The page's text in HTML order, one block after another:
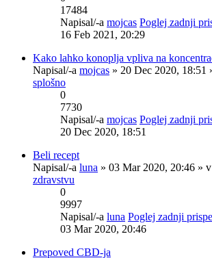
17484
Napisal/-a mojcas Poglej zadnji
16 Feb 2021, 20:29
Kako lahko konoplja vpliva na
Napisal/-a mojcas » 20 Dec 2020, 18:51
splošno
0
7730
Napisal/-a mojcas Poglej zadnji
20 Dec 2020, 18:51
Beli recept
Napisal/-a luna » 03 Mar 2020, 20:46 » v
zdravstvu
0
9997
Napisal/-a luna Poglej zadnji
03 Mar 2020, 20:46
Prepoved CBD-ja